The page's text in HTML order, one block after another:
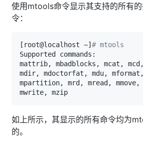
使用mtools命令显示其支持的所有
令：
[ root@localhost ~] # mtools     #
如上所示，其显示的所有命令均为
的。